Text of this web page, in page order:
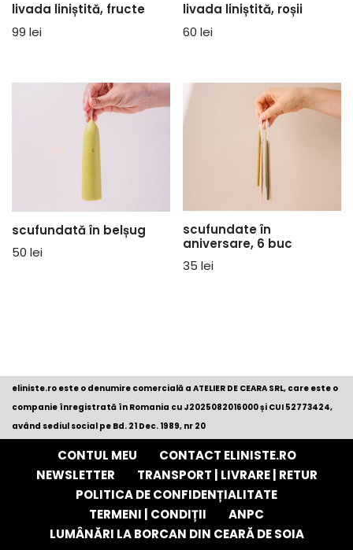
livada liniștită, fructe
99 lei
livada liniștită, roșii
60lei
scufundată în belșug
50 lei
scufundate în
aniversare, 6 buc
35lei
eliniste.ro este o denumire comercială a ATELIER DE CEARA SRL, care este o
companie înregistrată în Romania cu J2025082016000și CUI 52773424,
având sediul social pe Bd. 21 Dec. 1989, nr 20
CONTUL MEU
CONTACT ELINISTE.RO
NEWSLETTER
TRANSPORT | LIVRARE | RETUR
POLITICA DE CONFIDENȚIALITATE
TERMENI | CONDIȚII
ANPC
LUMÂNĂRI LA BORCAN DIN CEARĂ DE SOIA